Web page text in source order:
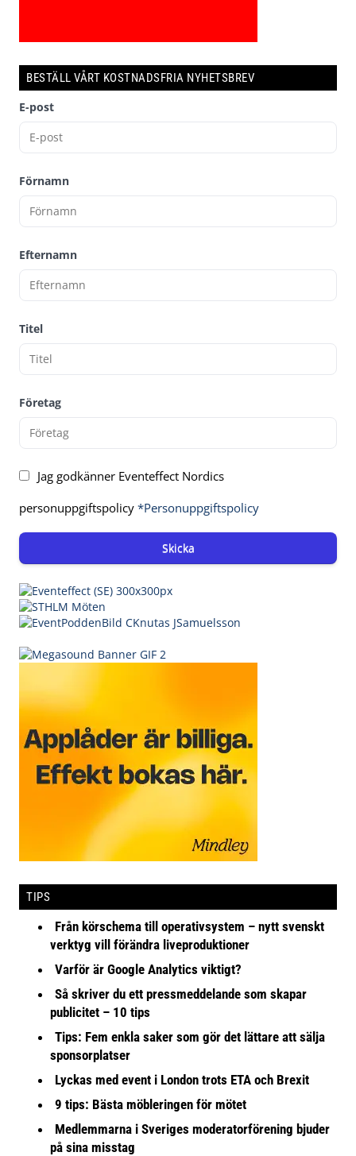
BESTÄLL VÅRT KOSTNADSFRIA NYHETSBREV
E-post
Förnamn
Efternamn
Titel
Företag
Jag godkänner Eventeffect Nordics
personuppgiftspolicy *Personuppgiftspolicy
Skicka
TIPS
Från körschema till operativsystem – nytt svenskt
verktyg vill förändra liveproduktioner
Varför är Google Analytics viktigt?
Så skriver du ett pressmeddelande som skapar
publicitet – 10 tips
Tips: Fem enkla saker som gör det lättare att sälja
sponsorplatser
Lyckas med event i London trots ETA och Brexit
9 tips: Bästa möbleringen för mötet
Medlemmarna i Sveriges moderatorförening bjuder
på sina misstag